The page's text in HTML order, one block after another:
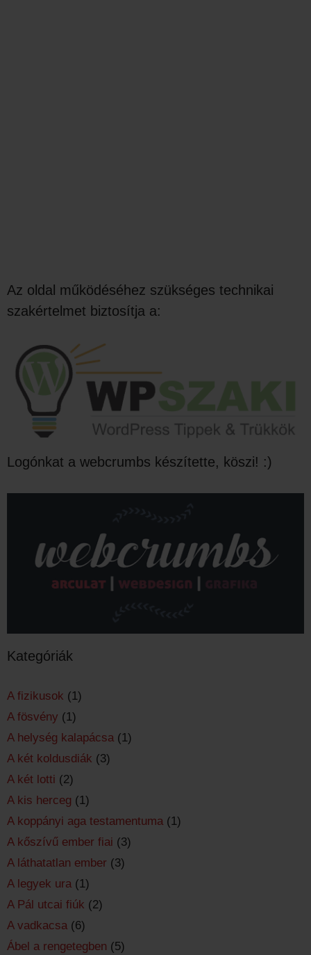
Az oldal működéséhez szükséges technikai
szakértelmet biztosítja a:
Logónkat a webcrumbs készítette, köszi! :)
Kategóriák
A fizikusok (1)
A fösvény (1)
A helység kalapácsa (1)
A két koldusdiák (3)
A két lotti (2)
A kis herceg (1)
A koppányi aga testamentuma (1)
A kőszívű ember fiai (3)
A láthatatlan ember (3)
A legyek ura (1)
A Pál utcai fiúk (2)
A vadkacsa (6)
Ábel a rengetegben (5)